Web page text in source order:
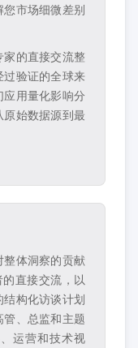
市场细微差别
的直接交流整
验证的全球来
用量化影响分
始数据源到最
体洞察的贡献
直接交流，以
构化访谈计划
、总监和主题
运营和技术视